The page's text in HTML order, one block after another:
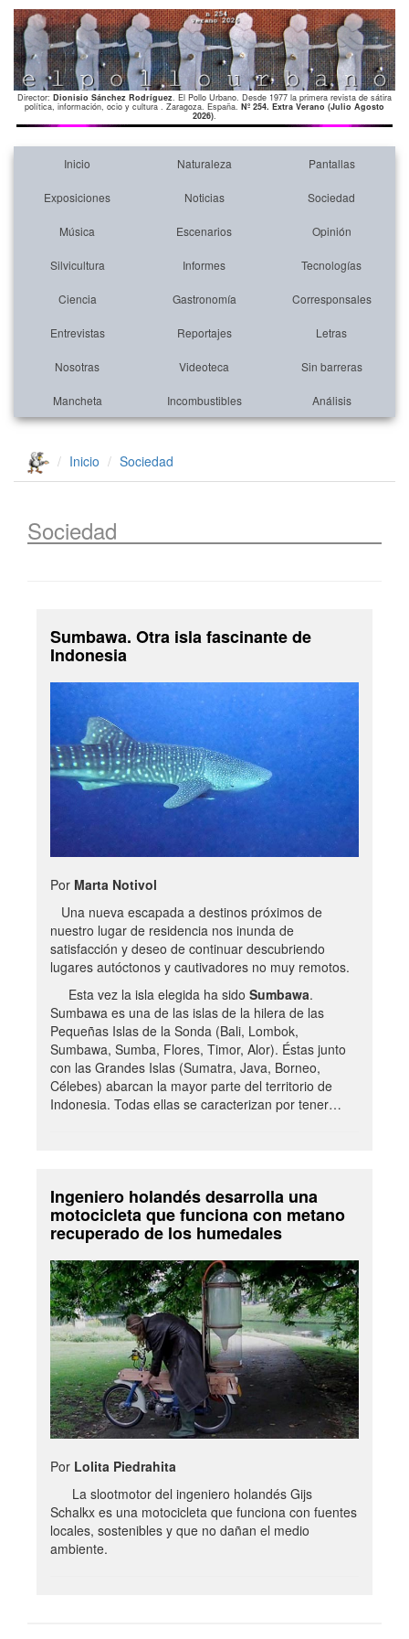
Director: Dionisio Sánchez Rodríguez. El Pollo Urbano. Desde 1977 la primera revista de sátira
política, información, ocio y cultura . Zaragoza. España. Nº 254. Extra Verano (Julio Agosto
2026).
Inicio Naturaleza Pantallas
Exposiciones Noticias Sociedad
Música Escenarios Opinión
Silvicultura Informes Tecnologías
Ciencia Gastronomía Corresponsales
Entrevistas Reportajes Letras
Nosotras Videoteca Sin barreras
Mancheta Incombustibles Análisis
Inicio Sociedad
Sociedad
Sumbawa. Otra isla fascinante de
Indonesia
Por Marta Notivol
Una nueva escapada a destinos próximos de
nuestro lugar de residencia nos inunda de
satisfacción y deseo de continuar descubriendo
lugares autóctonos y cautivadores no muy remotos.
Esta vez la isla elegida ha sido Sumbawa.
Sumbawa es una de las islas de la hilera de las
Pequeñas Islas de la Sonda (Bali, Lombok,
Sumbawa, Sumba, Flores, Timor, Alor). Éstas junto
con las Grandes Islas (Sumatra, Java, Borneo,
Célebes) abarcan la mayor parte del territorio de
Indonesia. Todas ellas se caracterizan por tener…
Ingeniero holandés desarrolla una
motocicleta que funciona con metano
recuperado de los humedales
Por Lolita Piedrahita
La slootmotor del ingeniero holandés Gijs
Schalkx es una motocicleta que funciona con fuentes
locales, sostenibles y que no dañan el medio
ambiente.